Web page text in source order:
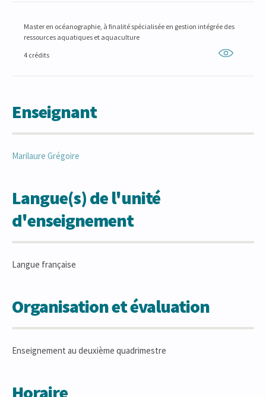
Master en océanographie, à finalité spécialisée en gestion intégrée des
ressources aquatiques et aquaculture
4 crédits
Enseignant
Marilaure Grégoire
Langue(s) de l'unité
d'enseignement
Langue française
Organisation et évaluation
Enseignement au deuxième quadrimestre
Horaire